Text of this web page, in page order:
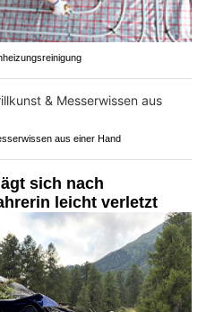
aus einer Hand
sich nach
leicht verletzt